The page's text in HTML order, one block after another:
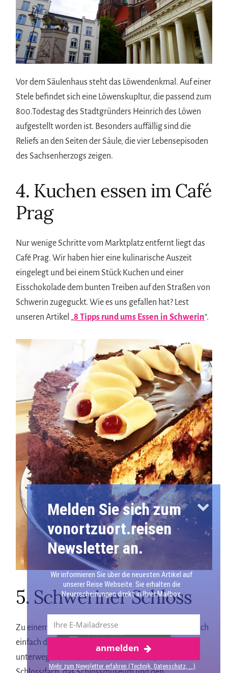
Vor dem Säulenhaus steht das Löwendenkmal. Auf einer
Stele befindet sich eine Löwenskupltur, die passend zum
800.Todestag des Stadtgründers Heinrich des Löwen
aufgestellt worden ist. Besonders auffällig sind die
Reliefs an den Seiten der Säule, die vier Lebensepisoden
des Sachsenherzogs zeigen.
4. Kuchen essen im Café
Prag
Nur wenige Schritte vom Marktplatz entfernt liegt das
Café Prag. Wir haben hier eine kulinarische Auszeit
eingelegt und bei einem Stück Kuchen und einer
Eisschokolade dem bunten Treiben auf den Straßen von
Schwerin zugeguckt. Wie es uns gefallen hat? Lest
unseren Artikel „8 Tipps rund ums Essen in Schwerin“.
5. Schweriner Schloss
Zu einem Besuch in Schwerin gehört ein Schlossbesuch
einfach dazu. Wir waren im, auf und um das Schloss
unterwegs. Wir haben die Schlosskirche, das
Mehr über
Schwerin
Melden Sie sich zum
vonortzuort.reisen
Newsletter an.
Wir informieren Sie über die neuesten Artikel auf
unserer Reise Webseite. Sie erhalten die
Neuerscheinungen direkt in Ihrer Mailbox.
anmelden
Mehr zum Newsletter erfahren (Technik, Datenschutz, ...)